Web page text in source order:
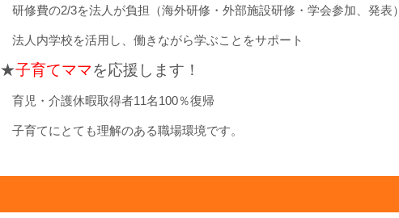
研修費の2/3を法人が負担（海外研修・外部施設研修・学会参加、発表）
法人内学校を活用し、働きながら学ぶことをサポート
★子育てママを応援します！
育児・介護休暇取得者11名100％復帰
子育てにとても理解のある職場環境です。